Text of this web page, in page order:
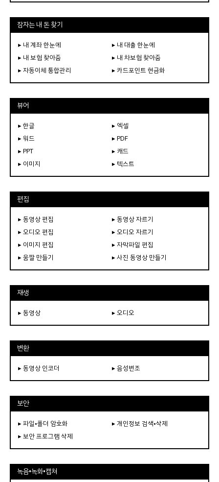
잠자는 내 돈 찾기
▸ 내 계좌 한눈에
▸ 내 대출 한눈에
▸ 내 보험 찾아줌
▸ 내 차보험 찾아줌
▸ 자동이체 통합관리
▸ 카드포인트 현금화
뷰어
▸ 한글
▸ 엑셀
▸ 워드
▸ PDF
▸ PPT
▸ 캐드
▸ 이미지
▸ 텍스트
편집
▸ 동영상 편집
▸ 동영상 자르기
▸ 오디오 편집
▸ 오디오 자르기
▸ 이미지 편집
▸ 자막파일 편집
▸ 움짤 만들기
▸ 사진 동영상 만들기
재생
▸ 동영상 ▸ 오디오
변환
▸ 동영상 인코더 ▸ 음성변조
보안
▸ 파일•폴더 암호화
▸ 개인정보 검색•삭제
▸ 보안 프로그램 삭제
녹음•녹화•캡쳐